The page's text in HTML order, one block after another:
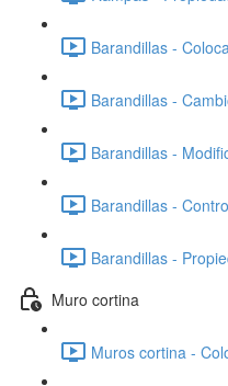
Barandillas -
Barandillas -
Barandillas -
Barandillas -
Barandillas -
Muro cortina
Muros cortina -